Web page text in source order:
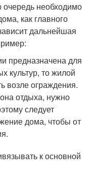
необходимо
как главного
дальнейшая
предназначена для
культур, то жилой
возле ограждения.
отдыха, нужно
следует
дома, чтобы от
к основной